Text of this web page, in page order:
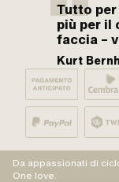
Tutto
più per il
faccia –
Kurt
Da appassionati di
One love.